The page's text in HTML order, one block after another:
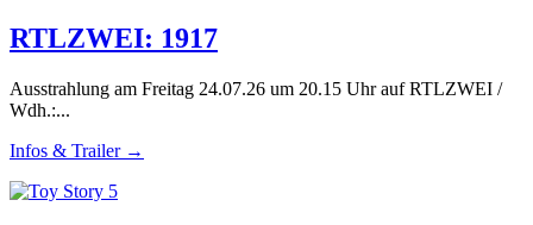
RTLZWEI: 1917
Ausstrahlung am Freitag 24.07.26 um 20.15 Uhr auf RTLZWEI /
Wdh.:...
Infos & Trailer →